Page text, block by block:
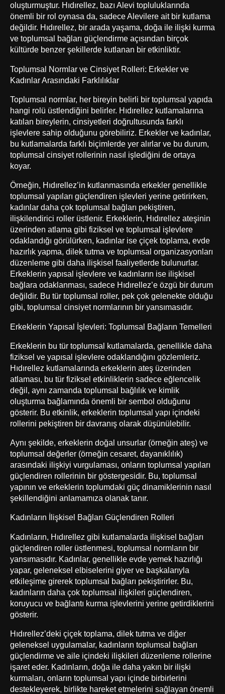
oluşturmuştur. Hıdırellez, bazı Alevi topluluklarında
önemli bir rol oynasa da, sadece Alevilere ait bir kutlama
değildir. Hıdırellez, bir arada yaşama, doğa ile ilişki kurma
ve toplumsal bağları güçlendirme açısından birçok
kültürde benzer şekillerde kutlanan bir etkinliktir.
Toplumsal Normlar ve Cinsiyet Rolleri: Erkekler ve
Kadınlar Arasındaki Farklılıklar
Toplumsal normlar, her bireyin belirli bir toplumsal yapıda
hangi rolü üstlendiğini belirler. Hıdırellez kutlamalarına
katılan bireylerin, cinsiyetleri doğrultusunda farklı
işlevlere sahip olduğunu görebiliriz. Erkekler ve kadınlar,
bu kutlamalarda farklı biçimlerde yer alırlar ve bu durum,
toplumsal cinsiyet rollerinin nasıl işlediğini de ortaya
koyar.
Örneğin, Hıdırellez’in kutlanmasında erkekler genellikle
toplumsal yapıları güçlendiren işlevleri yerine getirirken,
kadınlar daha çok toplumsal bağları pekiştiren,
ilişkilendirici roller üstlenir. Erkeklerin, Hıdırellez ateşinin
üzerinden atlama gibi fiziksel ve toplumsal işlevlere
odaklandığı görülürken, kadınlar ise çiçek toplama, evde
hazırlık yapma, dilek tutma ve toplumsal organizasyonları
düzenleme gibi daha ilişkisel faaliyetlerde bulunurlar.
Erkeklerin yapısal işlevlere ve kadınların ise ilişkisel
bağlara odaklanması, sadece Hıdırellez’e özgü bir durum
değildir. Bu tür toplumsal roller, pek çok gelenekte olduğu
gibi, toplumsal cinsiyet normlarının bir yansımasıdır.
Erkeklerin Yapısal İşlevleri: Toplumsal Bağların Temelleri
Erkeklerin bu tür toplumsal kutlamalarda, genellikle daha
fiziksel ve yapısal işlevlere odaklandığını gözlemleriz.
Hıdırellez kutlamalarında erkeklerin ateş üzerinden
atlaması, bu tür fiziksel etkinliklerin sadece eğlencelik
değil, aynı zamanda toplumsal bağlılık ve kimlik
oluşturma bağlamında önemli bir sembol olduğunu
gösterir. Bu etkinlik, erkeklerin toplumsal yapı içindeki
rollerini pekiştiren bir davranış olarak düşünülebilir.
Aynı şekilde, erkeklerin doğal unsurlar (örneğin ateş) ve
toplumsal değerler (örneğin cesaret, dayanıklılık)
arasındaki ilişkiyi vurgulaması, onların toplumsal yapıları
güçlendiren rollerinin bir göstergesidir. Bu, toplumsal
yapının ve erkeklerin toplumdaki güç dinamiklerinin nasıl
şekillendiğini anlamamıza olanak tanır.
Kadınların İlişkisel Bağları Güçlendiren Rolleri
Kadınların, Hıdırellez gibi kutlamalarda ilişkisel bağları
güçlendiren roller üstlenmesi, toplumsal normların bir
yansımasıdır. Kadınlar, genellikle evde yemek hazırlığı
yapar, geleneksel elbiselerini giyer ve başkalarıyla
etkileşime girerek toplumsal bağları pekiştirirler. Bu,
kadınların daha çok toplumsal ilişkileri güçlendiren,
koruyucu ve bağlantı kurma işlevlerini yerine getirdiklerini
gösterir.
Hıdırellez’deki çiçek toplama, dilek tutma ve diğer
geleneksel uygulamalar, kadınların toplumsal bağları
güçlendirme ve aile içindeki ilişkileri düzenleme rollerine
işaret eder. Kadınların, doğa ile daha yakın bir ilişki
kurmaları, onların toplumsal yapı içinde birbirlerini
destekleyerek, birlikte hareket etmelerini sağlayan önemli